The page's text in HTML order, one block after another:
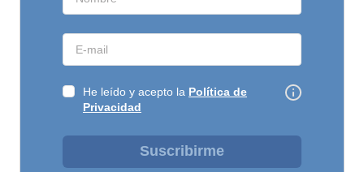
He leído y acepto la Política de
Privacidad
Suscribirme